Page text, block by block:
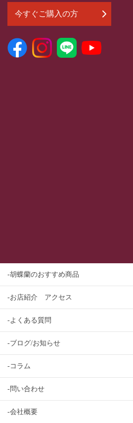
今すぐご購入の方
-胡蝶蘭のおすすめ商品
-お店紹介 アクセス
-よくある質問
-ブログ/お知らせ
-コラム
-問い合わせ
-会社概要